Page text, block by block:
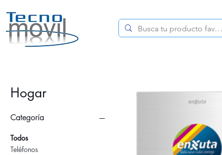
Hogar
Categoría
Todos
Teléfonos